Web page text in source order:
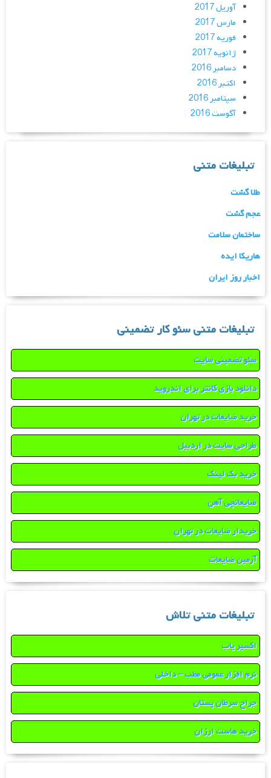
آوریل 2017
مارس 2017
فوریه 2017
ژانویه 2017
دسامبر 2016
اکتبر 2016
سپتامبر 2016
آگوست 2016
تبلیغات متنی
طلا گشت
عجم گشت
ساختمان سلامت
هاریکا ایده
اخبار روز ایران
تبلیغات متنی سئو کار تضمینی
سئو تضمینی سایت
دانلود بازی کانتر برای اندروید
خرید ضایعات در تهران
طراحی سایت در اردبیل
خرید بک لینک
ضایعاتچی آهن
خریدار ضایعات در تهران
آرمین ضایعات
تبلیغات متنی تلاش
اکسیر یاب
نرم افزار عمومی مطب – داخلی
جراح سرطان پستان
خرید هاست ارزان